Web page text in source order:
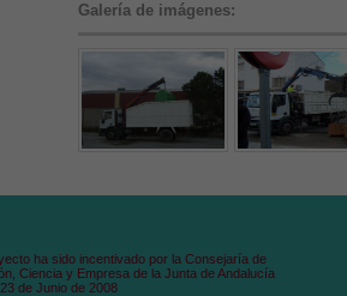
Galería de imágenes:
ha sido incentivado por la Consejaría de
Ciencia y Empresa de la Junta de Andalucía
de Junio de 2008